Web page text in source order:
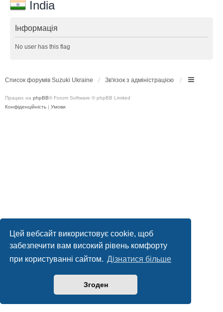
Цей вебсайт використовує cookie, щоб
забезпечити вам високий рівень комфорту
при користуванні сайтом. Дізнатися більше
Згоден
India
Інформація
No user has this flag
Список форумів Suzuki Ukraine Зв'язок з адміністрацією
Працює на phpBB® Forum Software © phpBB Limited
Конфіденційність | Умови